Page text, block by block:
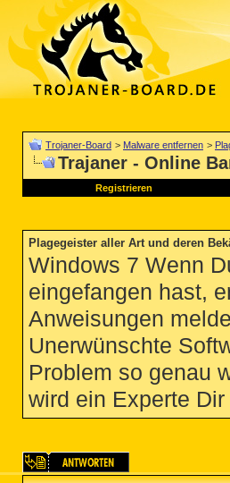
Trojaner-Board > Malware entfernen >
Trajaner - Online
Registrieren
Plagegeister aller Art und deren
Windows 7 Wenn
eingefangen hast,
Anweisungen
Unerwünschte
Problem so genau
wird ein Experte